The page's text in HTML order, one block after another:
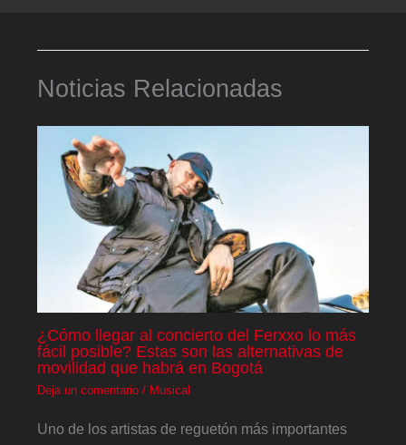
Noticias Relacionadas
¿Cómo llegar al concierto del Ferxxo lo más
fácil posible? Estas son las alternativas de
movilidad que habrá en Bogotá
Deja un comentario / Musical
Uno de los artistas de reguetón más importantes